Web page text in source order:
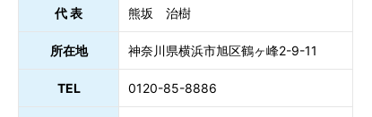
代 表 熊坂 治樹
所在地 神奈川県横浜市旭区鶴ヶ峰2-9-11
TEL 0120-85-8886